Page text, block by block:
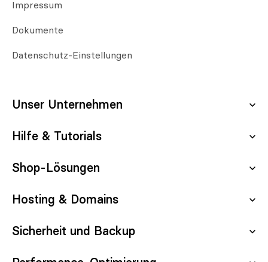
Impressum
Dokumente
Datenschutz-Einstellungen
Unser Unternehmen
Über uns
Karriere
Blog
Hilfe & Tutorials
Server-Status
Updates & Wartung
Shop-Lösungen
Shopware Hosting
Shopware Demo
Hosting & Domains
Managed Server
Managed Hosting
Sicherheit und Backup